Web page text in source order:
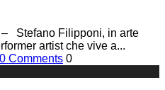
Stefano Filipponi, in arte
artist che vive a...
0 Comments 0